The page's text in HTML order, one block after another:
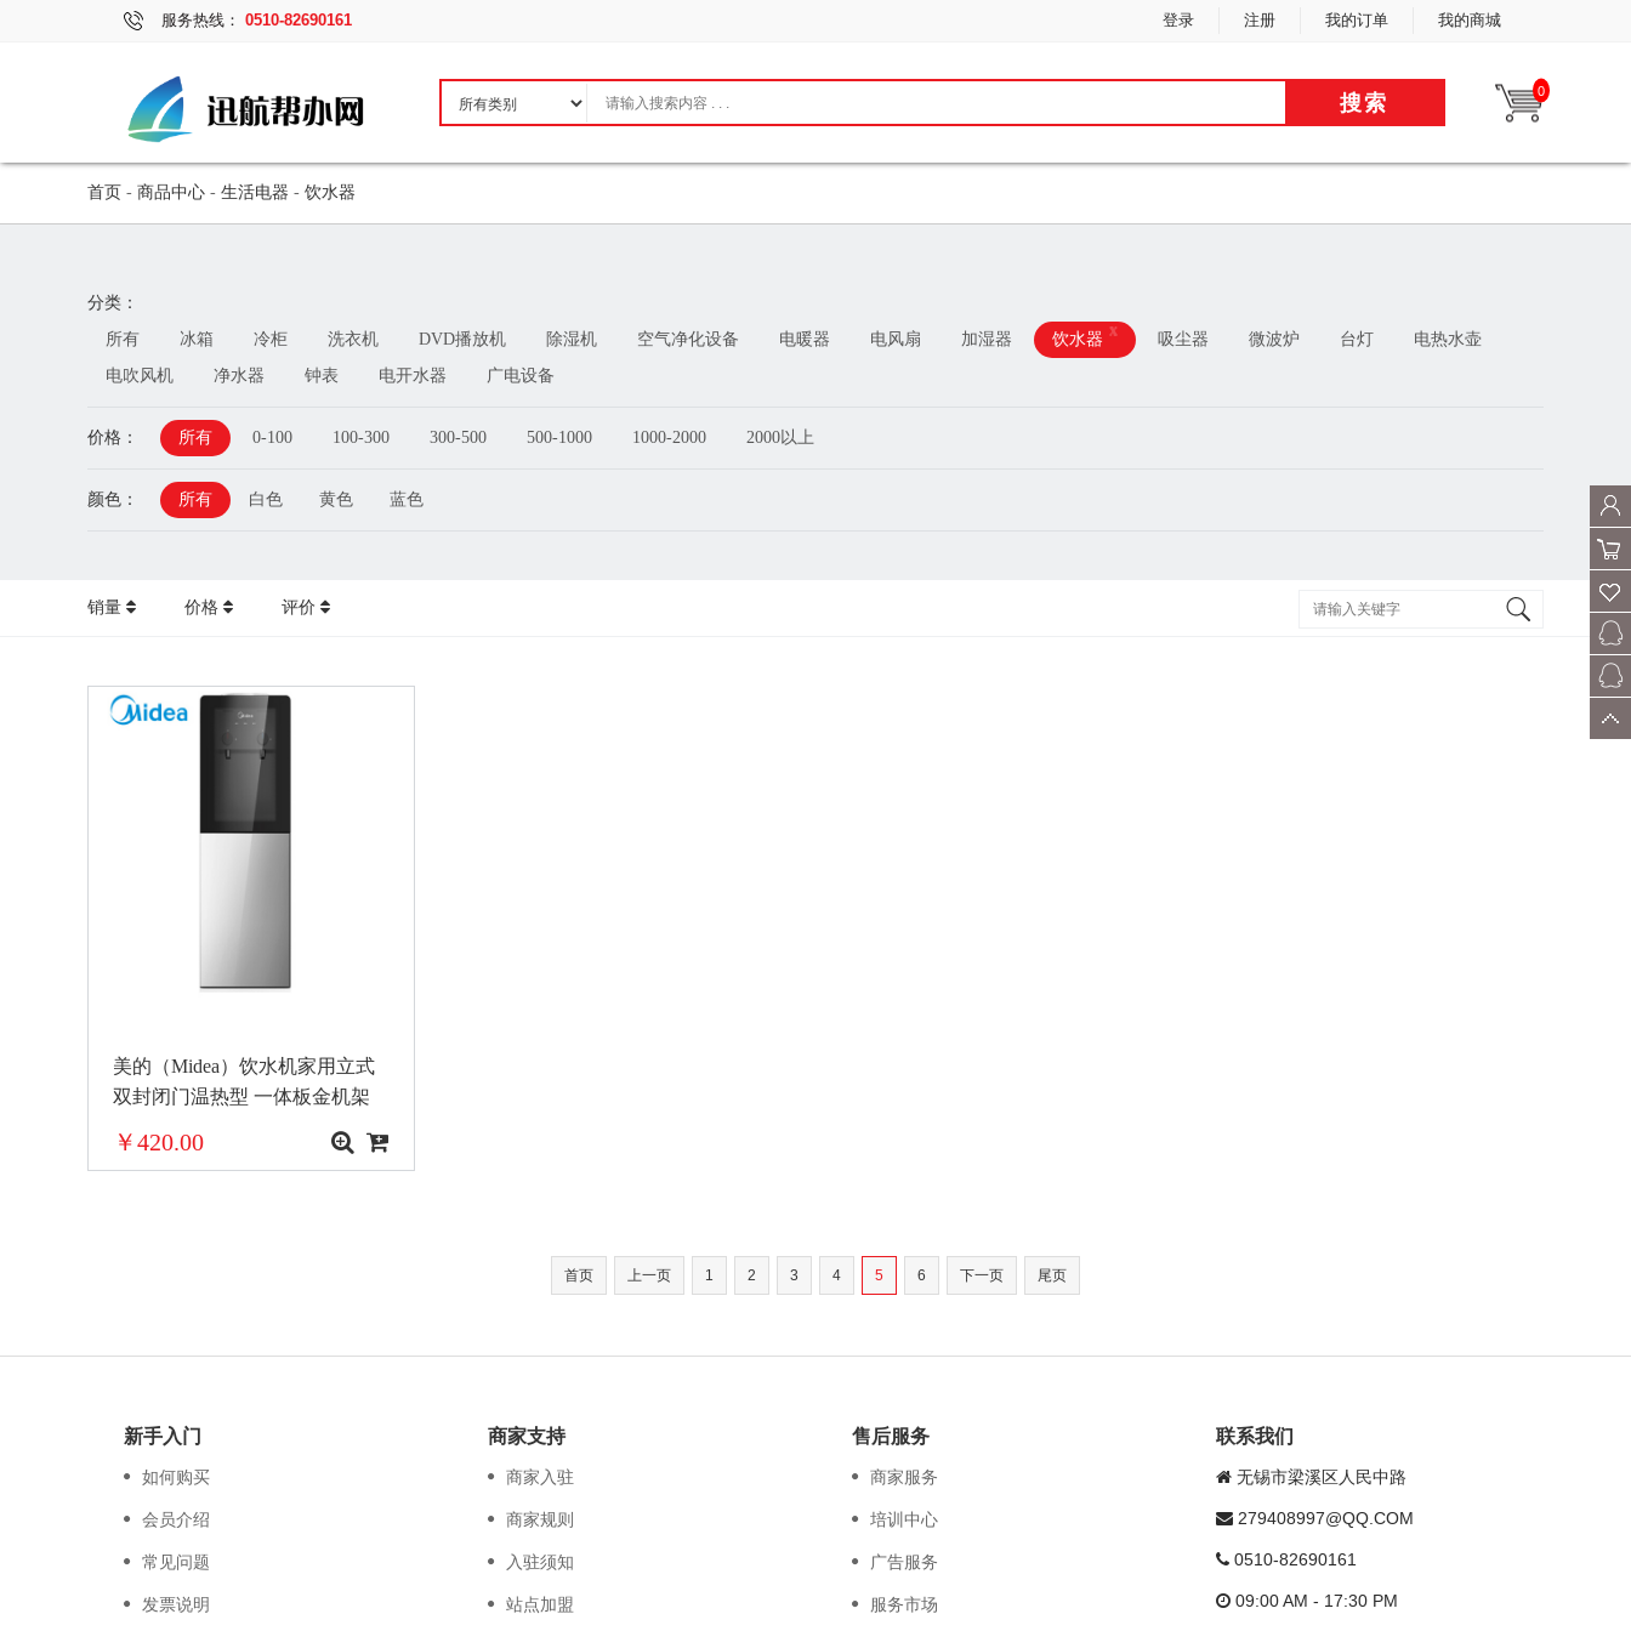
服务热线： 0510-82690161 登录 注册 我的订单 我的商城
搜索 0
首页 - 商品中心 - 生活电器 - 饮水器
分类：
所有
冰箱 冷柜 洗衣机 DVD播放机 除湿机 空气净化设备 电暖器 电风扇 加湿器 饮水器
x
吸尘器 微波炉 台灯
电热水壶
电吹风机
净水器 钟表 电开水器 广电设备
价格： 所有 0-100 100-300 300-500 500-1000 1000-2000 2000以上
颜色： 所有 白色 黄色 蓝色
销量 价格 评价
美的（Midea）饮水机家用立式
双封闭门温热型 一体板金机架
￥420.00
首页 上一页 1 2 3 4 5 6 下一页 尾页
新手入门
如何购买
会员介绍
常见问题
发票说明
商家支持
商家入驻
商家规则
入驻须知
站点加盟
售后服务
商家服务
培训中心
广告服务
服务市场
联系我们
无锡市梁溪区人民中路
279408997@QQ.COM
0510-82690161
09:00 AM - 17:30 PM
会员
购物
车
收藏
客服
售后